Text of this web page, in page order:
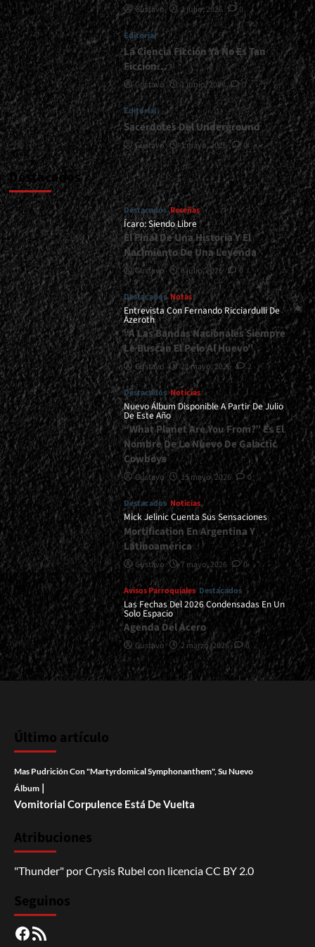
De
Su
Historia<span>
|
</span>
</small>
<div>Saldando
Una
Cuenta
Pendiente</div>
Gustavo 1 julio, 2026 0
Editorial
La Ciencia Ficción Ya No Es Tan
Ficción…
Gustavo 1 junio, 2026 0
Editorial
Sacerdotes Del Underground
Gustavo 1 mayo, 2026 0
Destacados
Destacados Reseñas
Ícaro: Siendo Libre
El Final De Una Historia Y El
Nacimiento De Una Leyenda
Gustavo 8 julio, 2026 0
Destacados Notas
Entrevista Con Fernando Ricciardulli De
Azeroth
“A Las Bandas Nacionales Siempre
Le Buscan El Pelo Al Huevo”
Gustavo 21 mayo, 2026 2
Destacados Noticias
Nuevo Álbum Disponible A Partir De Julio
De Este Año
“What Planet Are You From?” Es El
Nombre De Lo Nuevo De Galactic
Cowboys
Gustavo 15 mayo, 2026 0
Destacados Noticias
Mick Jelinic Cuenta Sus Sensaciones
Mortification En Argentina Y
Latinoamérica
Gustavo 7 mayo, 2026 0
Avisos Parroquiales Destacados
Las Fechas Del 2026 Condensadas En Un
Solo Espacio
Agenda Del Acero
Gustavo 2 marzo, 2026 0
Último artículo
Mas Pudrición Con "Martyrdomical Symphonanthem", Su Nuevo
Álbum |
Vomitorial Corpulence Está De Vuelta
Atribuciones
"Thunder" porCrysis Rubel con licenciaCC BY 2.0
Seguinos
Facebook
RSS